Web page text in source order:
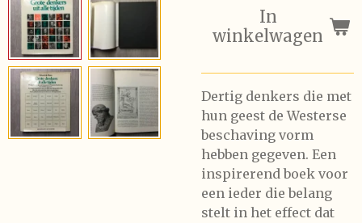
In
winkelwagen
Dertig denkers die met
hun geest de Westerse
beschaving vorm
hebben gegeven. Een
inspirerend boek voor
een ieder die belang
stelt in het effect dat